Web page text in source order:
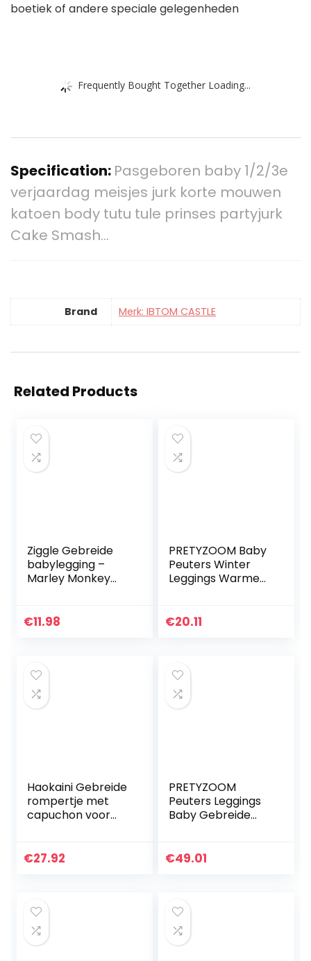
boetiek of andere speciale gelegenheden
Frequently Bought Together Loading...
Specification: Pasgeboren baby 1/2/3e
verjaardag meisjes jurk korte mouwen
katoen body tutu tule prinses partyjurk
Cake Smash…
Brand Merk: IBTOM CASTLE
Related Products
Ziggle Gebreide
babylegging –
Marley Monkey
€11.98
PRETYZOOM Baby
Peuters Winter
Leggings Warme
Pluche Leggings
€20.11
Haokaini Gebreide
rompertje met
capuchon voor
€27.92
PRETYZOOM
Peuters Leggings
Baby Gebreide
Gedrukt Dikke
€49.01